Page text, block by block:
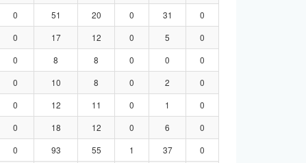
0 51 20 0 31
0
0 17 12 0 5
0
0 8 8 0 0
0
0 10 8 0 2
0
0 12 11 0 1
0
0 18 12 0 6
0
0 93 55 1 37
0